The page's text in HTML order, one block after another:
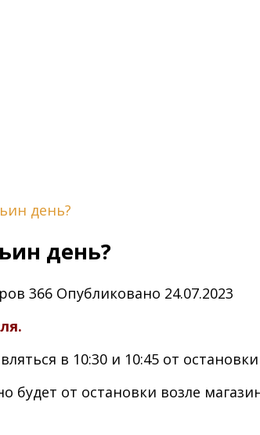
день?
день?
366 Опубликовано 24.07.2023
в 10:30 и 10:45 от
от остановки возле